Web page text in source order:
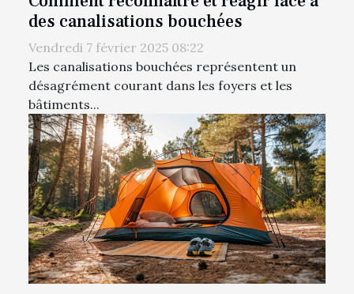
des canalisations bouchées
Vendredi 7 février 2025 08:22
Les canalisations bouchées représentent un
désagrément courant dans les foyers et les
bâtiments...